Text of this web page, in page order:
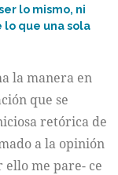
lo mismo, ni
lo que una sola
la manera en
que se
retórica de
a la opinión
ello me pare- ce